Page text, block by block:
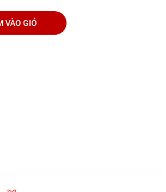
VÀO GIỎ